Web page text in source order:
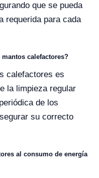
que se pueda
requerida para cada
calefactores?
calefactores es
la limpieza regular
de los
su correcto
al consumo de energía